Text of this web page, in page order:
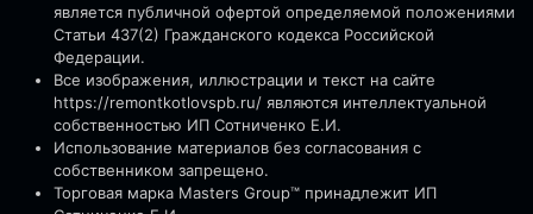
является публичной офертой определяемой положениями
Статьи 437(2) Гражданского кодекса Российской
Федерации.
Все изображения, иллюстрации и текст на сайте
https://remontkotlovspb.ru/ являются интеллектуальной
собственностью ИП Сотниченко Е.И.
Использование материалов без согласования с
собственником запрещено.
Торговая марка Masters Group™ принадлежит ИП